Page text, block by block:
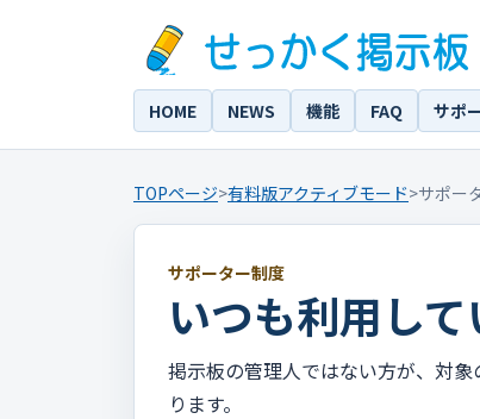
HOME NEWS 機能 FAQ サポ
TOPページ>有料版アクティブモード>サポー
サポーター制度
いつも利用し
掲示板の管理人ではない方が、対
ります。